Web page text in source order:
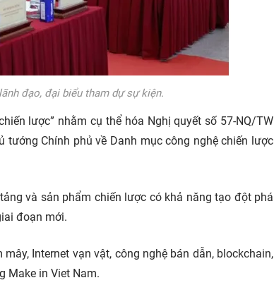
đạo, đại biểu tham dự sự kiện.
lược” nhằm cụ thể hóa Nghị quyết số 57-NQ/TW
Chính phủ về Danh mục công nghệ chiến lược
và sản phẩm chiến lược có khả năng tạo đột phá
đoạn mới.
Internet vạn vật, công nghệ bán dẫn, blockchain,
Make in Viet Nam.